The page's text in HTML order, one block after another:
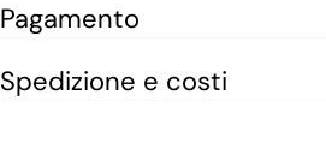
Pagamento
Spedizione e costi